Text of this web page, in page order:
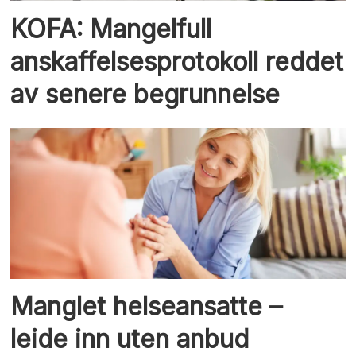
KOFA: Mangelfull
anskaffelsesprotokoll reddet
av senere begrunnelse
Manglet helse­ansatte –
leide inn uten anbud